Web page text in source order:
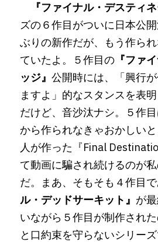
全記事アーカイブ
TOPへ戻る
『ファイナル・デスティネ
ズの６作目がついに日本公
ぶりの新作だが、もう作ら
ていたよ。５作目の 『ファ
ッジ』 公開時には、「興行
ますよ」的なスタンスを表
だけど、音沙汰ナシ。５作
から作られなきゃおかしい
人が作った『Final
て動画に騙され続けるのが
だ。まあ、そもそも４作目
ル・デッドサーキット』 が
いながら５作目が制作され
と口約束を守らないシリー